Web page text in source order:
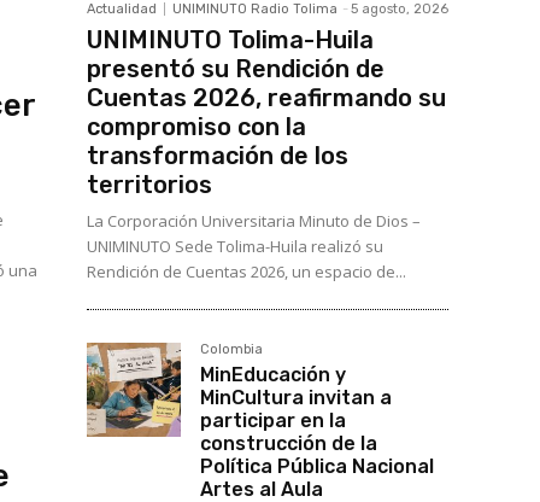
una
Actualidad UNIMINUTO Radio Tolima - 5 agosto, 2026
UNIMINUTO Tolima-Huila
presentó su Rendición de
Cuentas 2026, reafirmando su
compromiso con la
transformación de los
territorios
La Corporación Universitaria Minuto de Dios –
UNIMINUTO Sede Tolima-Huila realizó su
Rendición de Cuentas 2026, un espacio de...
Colombia
MinEducación y
MinCultura invitan a
participar en la
construcción de la
Política Pública Nacional
Artes al Aula